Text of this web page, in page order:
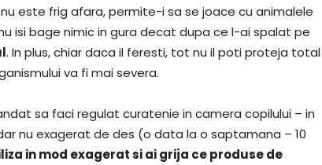
este frig afara, permite-i sa se joace cu animalele
isi bage nimic in gura decat dupa ce l-ai spalat pe
. In plus, chiar daca il feresti, tot nu il poti proteja total
va fi mai severa.
sa faci regulat curatenie in camera copilului – in
nu exagerat de des (o data la o saptamana – 10
in mod exagerat si ai grija ce produse de